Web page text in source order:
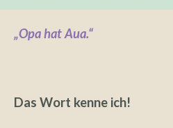
„Opa hat Aua.“
Das Wort kenne ich!